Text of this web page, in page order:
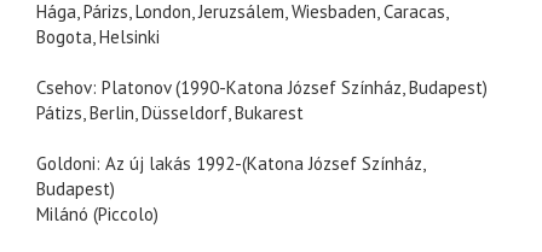
Hága, Párizs, London, Jeruzsálem, Wiesbaden, Caracas,
Bogota, Helsinki
Csehov: Platonov (1990-Katona József Színház, Budapest)
Pátizs, Berlin, Düsseldorf, Bukarest
Goldoni: Az új lakás 1992-(Katona József Színház,
Budapest)
Milánó (Piccolo)